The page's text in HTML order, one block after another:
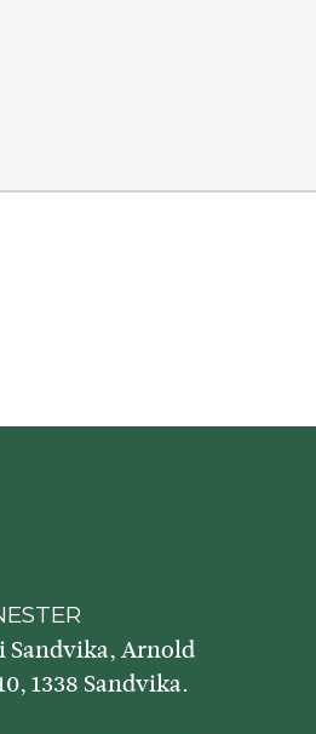
Sandvika, Arnold
1338 Sandvika.